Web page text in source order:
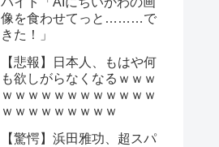
像を食わせてっと………で
きた！」
【悲報】日本人、もはや何
も欲しがらなくなるｗｗｗ
ｗｗｗｗｗｗｗｗｗｗｗｗ
ｗｗｗｗｗｗｗｗｗ
【驚愕】浜田雅功、超スパ